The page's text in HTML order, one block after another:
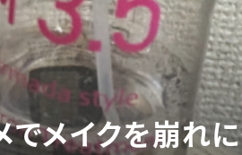
メイクを崩れに